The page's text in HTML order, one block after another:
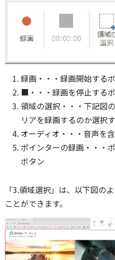
録画・・・録画開始する
■・・・録画を停止する
領域の選択・・・下記図
リアを録画するのか選択
オーディオ・・・音声を
ポインターの録画・・・
ボタン
「3.領域選択」は、以下図の
ことができます。